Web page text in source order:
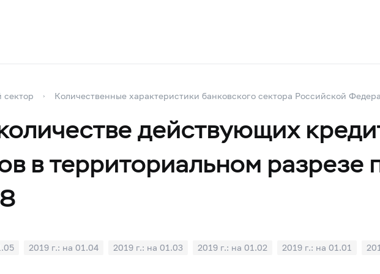
сектор Количественные характеристики банковского сектора Российской
действующих
в территориальном разрезе
2019 г.: на 01.04 2019 г.: на 01.03 2019 г.: на 01.02 2019 г.: на 01.01